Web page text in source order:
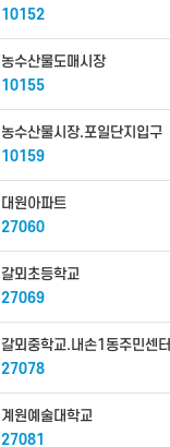
10152
농수산물도매시장
10155
농수산물시장.포일단지입구
10159
대원아파트
27060
갈뫼초등학교
27069
갈뫼중학교.내손1동주민센터
27078
계원예술대학교
27081